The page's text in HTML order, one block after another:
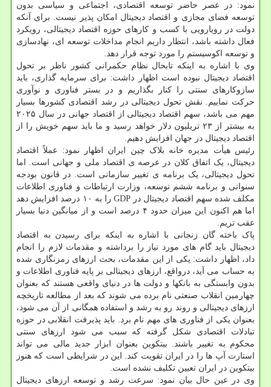
نمود: در عصر حاضر توسعه اقتصادی، اجتماعی و سیاسی بدون
توسعه فضای مجازی و اقتصاد دیجیتال امکان پذیر نیست. برای آنکه
دولت در رویارویی با کسب و کارهای حوزه اقتصاد دیجیتالی، رویکرد
فعال داشته باشد، انتظار داریم انجام مداخلات توسعه ای، نهادسازی
و توسعه اکوسیستم را مورد توجه قرار دهد.
وی با اشاره به اینکه تابحال نظام حکمرانی کشور ناظر بر تحول
اقتصاد دیجیتال نبوده است اظهار داشت: برای سرمایه گذاری، باید
سازوکارهای سنتی را کنار بگذاریم و در بستر فناوری و نوآوری
حرکت نماییم. نقش تحول دیجیتالی در رشد اقتصادی کشورها بسیار
مهم می باشد، سهم اقتصاد دیجیتالی از اقتصاد جهانی در سال ۲۰۲۵
به بیشتر از ۲۳ تریلیون دلار خواهد رسید و ما باید سهم خویش را از
اقتصاد دیجیتال در جهان افزایش دهیم.
رئیس هیأت مدیره خانه بلاک چین ایران اظهار نمود: عملاً اقتصاد
دیجیتال، یک اتفاق کلان در عرصه ی اقتصاد ملی و جهانی است. اما
تحول دیجیتالی، یک برنامه ی تغییر سازمانی است. در قانون بودجه
سنواتی و برنامه ششم توسعه، وزارت ارتباطات و فناوری اطلاعات
مکلف شده سهم اقتصاد دیجیتال در GDP را به ۱۰ درصد افزایش دهد
اما هم اکنون این میزان حدود ۴ درصد است و از میانگین دنیا بسیار
عقب تریم.
پاک باخته گان زنجانی با اشاره به اینکه برای رسیدن به اقتصاد
دیجیتال باید گام های مورد نیاز را برداشته و مقدمات لازم را انجام
داد، اظهار داشت: یکی از این مقدمات، بحث ارزهای رمزنگاری شده
به حساب می آید، درواقع، ارزهای دیجیتالی بر پایه فناوری اطلاعات و
بدون وابستگی به بانکها و دولت ها در دنیای واقعی هستند که بعنوان
چهارمین انقلاب صنعتی نام برده می شوند که بعد از مطالعه تاریخچه
ارزهای دیجیتالی و روند رو به رشد و استفاده همگانی از آن می شود،
بعنوان یکی از فناوری های مهم نام برد. باید پذیرفت انقلابی در حوزه
تبادلات اقتصادی شکل گرفته که سبب می شود ارزهای سنتی
محکوم به تغییر باشند. بیتکوین بعنوان ابزار جدید مالی می تواند
استارت آپ ها را در ایران تقویت کند. این در شرایطی است که هنوز
بیتکوین در ایران تعیین تکلیف نشده است.
وی در عین حال بیان نمود: سرعت رشد و توسعه ارزهای دیجیتال